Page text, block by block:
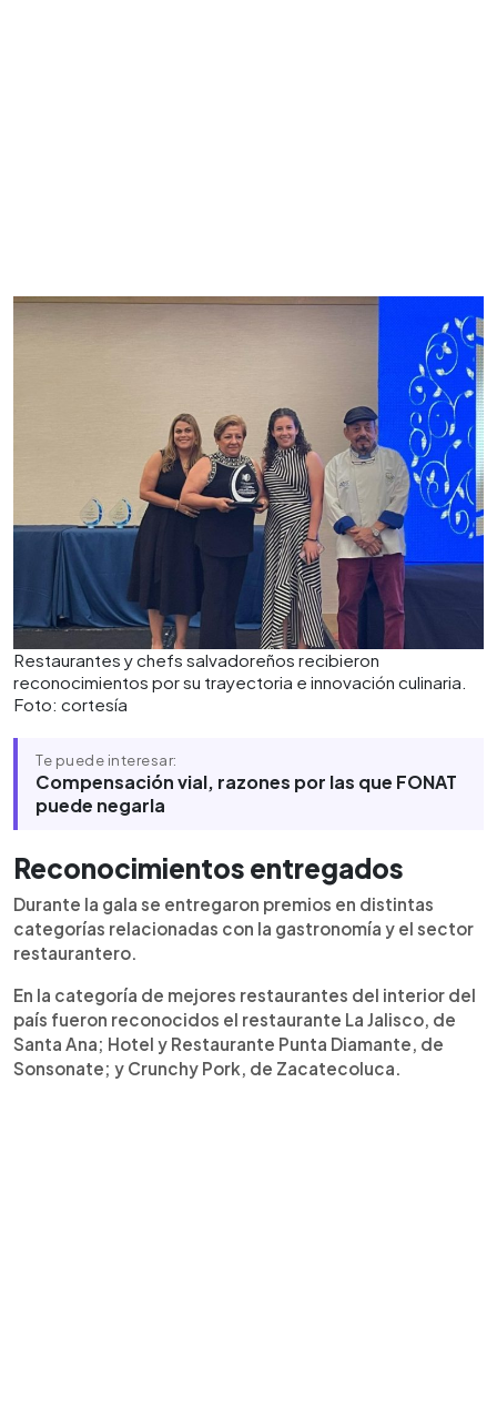
Restaurantes y chefs salvadoreños recibieron
reconocimientos por su trayectoria e innovación culinaria.
Foto: cortesía
Te puede interesar:
Compensación vial, razones por las que FONAT
puede negarla
Reconocimientos entregados
Durante la gala se entregaron premios en distintas
categorías relacionadas con la gastronomía y el sector
restaurantero.
En la categoría de mejores restaurantes del interior del
país fueron reconocidos el restaurante La Jalisco, de
Santa Ana; Hotel y Restaurante Punta Diamante, de
Sonsonate; y Crunchy Pork, de Zacatecoluca.